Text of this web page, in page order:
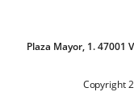
Plaza Mayor, 1. 47001
Copyright